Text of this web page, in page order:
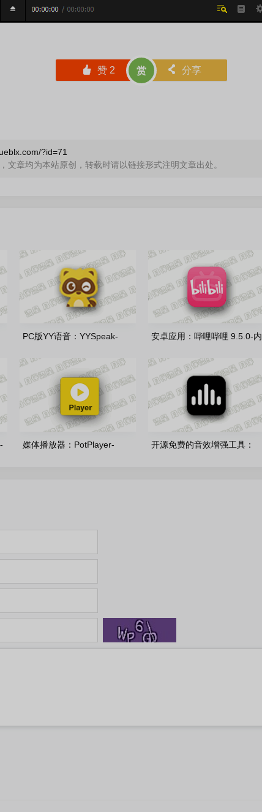
󰄼 赞 2 赏 󰄯 分享
?id=71
文章均为本站原创，转载时请以链接形式注明文章出处。
PC版YY语音：YYSpeak-
安卓应用：哔哩哔哩 9.5.0-内
媒体播放器：РotРlayer-
开源免费的音效增强工具：